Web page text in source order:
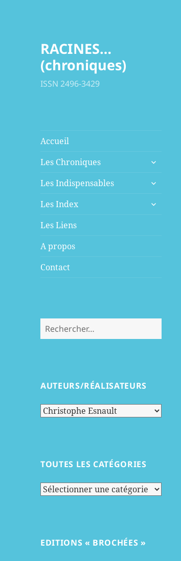
RACINES…
(chroniques)
ISSN 2496-3429
Accueil
Les Chroniques
ouvrir
sous-
Les Indispensables
ouvrir
sous-
Les Index
ouvrir
Les Liens
A propos
Contact
Rechercher :
AUTEURS/RÉALISATEURS
TOUTES LES CATÉGORIES
Toutes
EDITIONS « BROCHÉES »